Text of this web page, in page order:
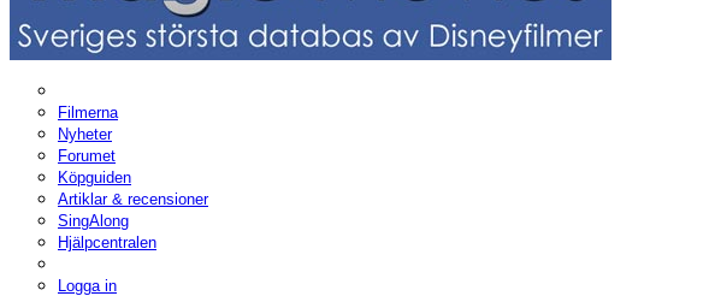
Filmerna
Nyheter
Forumet
Köpguiden
Artiklar & recensioner
SingAlong
Hjälpcentralen
Logga in